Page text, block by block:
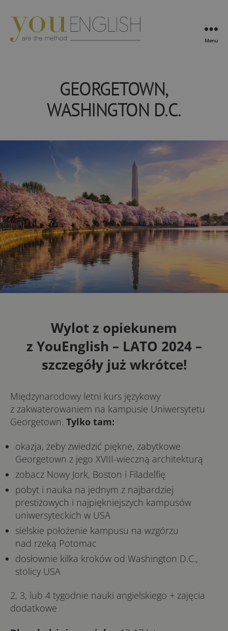
Menu
GEORGETOWN,
WASHINGTON D.C.
Wylot z opiekunem
z YouEnglish – LATO 2024 –
szczegóły już wkrótce!
Międzynarodowy letni kurs językowy
z zakwaterowaniem na kampusie Uniwersytetu
Georgetown. Tylko tam:
okazja, żeby zwiedzić piękne, zabytkowe
Georgetown z jego XVIII-wieczną architekturą
zobacz Nowy Jork, Boston i Filadelfię
pobyt i nauka na jednym z najbardziej
prestiżowych i najpiękniejszych kampusów
uniwersyteckich w USA
sielskie położenie kampusu na wzgórzu
nad rzeką Potomac
dosłownie kilka kroków od Washington D.C.,
stolicy USA
2, 3, lub 4 tygodnie nauki angielskiego + zajęcia
dodatkowe